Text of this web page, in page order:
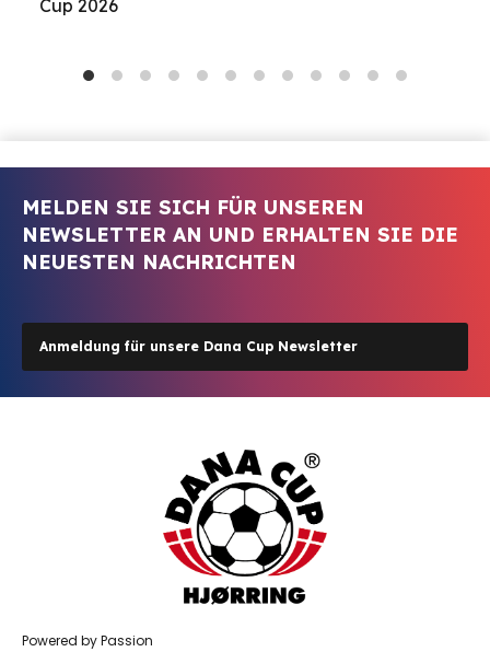
Cup 2026
MELDEN SIE SICH FÜR UNSEREN
NEWSLETTER AN UND ERHALTEN SIE DIE
NEUESTEN NACHRICHTEN
Anmeldung für unsere Dana Cup Newsletter
Powered by Passion